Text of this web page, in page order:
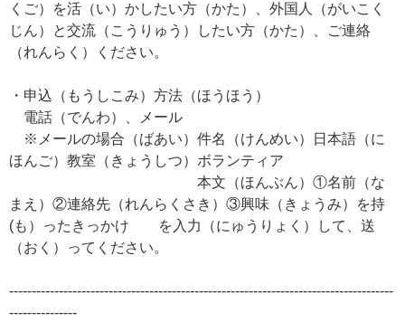
くご）を活（い）かしたい方（かた）、外国人（がいこく
じん）と交流（こうりゅう）したい方（かた）、ご連絡
（れんらく）ください。
・申込（もうしこみ）方法（ほうほう）
電話（でんわ）、メール
※メールの場合（ばあい）件名（けんめい）日本語（に
ほんご）教室（きょうしつ）ボランティア
本文（ほんぶん）①名前（な
まえ）②連絡先（れんらくさき）③興味（きょうみ）を持
(も）ったきっかけ を入力（にゅうりょく）して、送
（おく）ってください。
-------------------------------------------------------------------------------------
---------------